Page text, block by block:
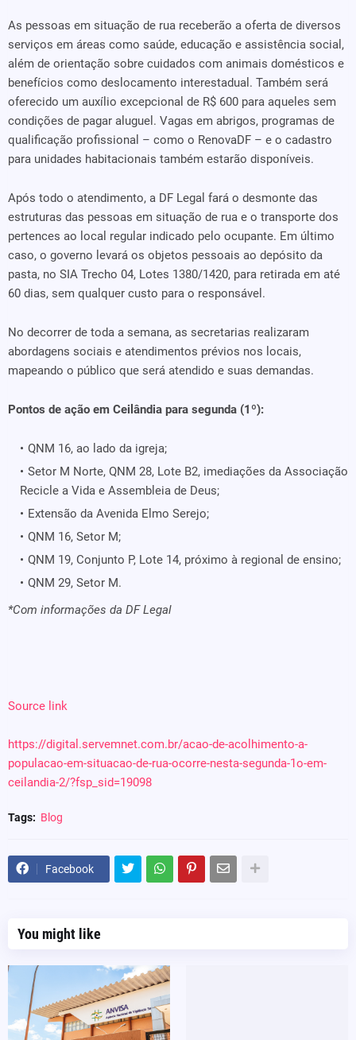
As pessoas em situação de rua receberão a oferta de diversos
serviços em áreas como saúde, educação e assistência social,
além de orientação sobre cuidados com animais domésticos e
benefícios como deslocamento interestadual. Também será
oferecido um auxílio excepcional de R$ 600 para aqueles sem
condições de pagar aluguel. Vagas em abrigos, programas de
qualificação profissional – como o RenovaDF – e o cadastro
para unidades habitacionais também estarão disponíveis.
Após todo o atendimento, a DF Legal fará o desmonte das
estruturas das pessoas em situação de rua e o transporte dos
pertences ao local regular indicado pelo ocupante. Em último
caso, o governo levará os objetos pessoais ao depósito da
pasta, no SIA Trecho 04, Lotes 1380/1420, para retirada em até
60 dias, sem qualquer custo para o responsável.
No decorrer de toda a semana, as secretarias realizaram
abordagens sociais e atendimentos prévios nos locais,
mapeando o público que será atendido e suas demandas.
Pontos de ação em Ceilândia para segunda (1º):
QNM 16, ao lado da igreja;
Setor M Norte, QNM 28, Lote B2, imediações da Associação
Recicle a Vida e Assembleia de Deus;
Extensão da Avenida Elmo Serejo;
QNM 16, Setor M;
QNM 19, Conjunto P, Lote 14, próximo à regional de ensino;
QNM 29, Setor M.
*Com informações da DF Legal
Source link
https://digital.servemnet.com.br/acao-de-acolhimento-a-
populacao-em-situacao-de-rua-ocorre-nesta-segunda-1o-em-
ceilandia-2/?fsp_sid=19098
Tags: Blog
Facebook
You might like